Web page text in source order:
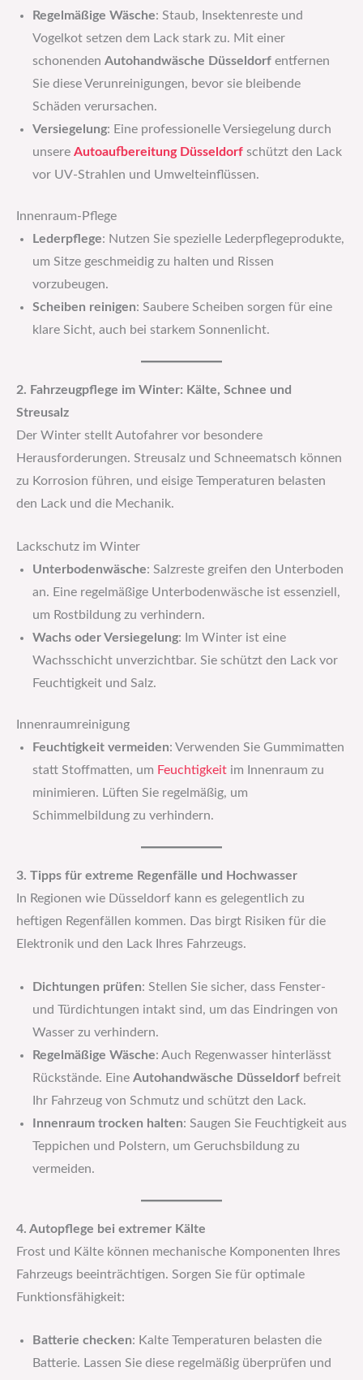
Regelmäßige Wäsche: Staub, Insektenreste und
Vogelkot setzen dem Lack stark zu. Mit einer
schonenden Autohandwäsche Düsseldorf entfernen
Sie diese Verunreinigungen, bevor sie bleibende
Schäden verursachen.
Versiegelung: Eine professionelle Versiegelung durch
unsere Autoaufbereitung Düsseldorf schützt den Lack
vor UV-Strahlen und Umwelteinflüssen.
Innenraum-Pflege
Lederpflege: Nutzen Sie spezielle Lederpflegeprodukte,
um Sitze geschmeidig zu halten und Rissen
vorzubeugen.
Scheiben reinigen: Saubere Scheiben sorgen für eine
klare Sicht, auch bei starkem Sonnenlicht.
2. Fahrzeugpflege im Winter: Kälte, Schnee und
Streusalz
Der Winter stellt Autofahrer vor besondere
Herausforderungen. Streusalz und Schneematsch können
zu Korrosion führen, und eisige Temperaturen belasten
den Lack und die Mechanik.
Lackschutz im Winter
Unterbodenwäsche: Salzreste greifen den Unterboden
an. Eine regelmäßige Unterbodenwäsche ist essenziell,
um Rostbildung zu verhindern.
Wachs oder Versiegelung: Im Winter ist eine
Wachsschicht unverzichtbar. Sie schützt den Lack vor
Feuchtigkeit und Salz.
Innenraumreinigung
Feuchtigkeit vermeiden: Verwenden Sie Gummimatten
statt Stoffmatten, um Feuchtigkeit im Innenraum zu
minimieren. Lüften Sie regelmäßig, um
Schimmelbildung zu verhindern.
3. Tipps für extreme Regenfälle und Hochwasser
In Regionen wie Düsseldorf kann es gelegentlich zu
heftigen Regenfällen kommen. Das birgt Risiken für die
Elektronik und den Lack Ihres Fahrzeugs.
Dichtungen prüfen: Stellen Sie sicher, dass Fenster-
und Türdichtungen intakt sind, um das Eindringen von
Wasser zu verhindern.
Regelmäßige Wäsche: Auch Regenwasser hinterlässt
Rückstände. Eine Autohandwäsche Düsseldorf befreit
Ihr Fahrzeug von Schmutz und schützt den Lack.
Innenraum trocken halten: Saugen Sie Feuchtigkeit aus
Teppichen und Polstern, um Geruchsbildung zu
vermeiden.
4. Autopflege bei extremer Kälte
Frost und Kälte können mechanische Komponenten Ihres
Fahrzeugs beeinträchtigen. Sorgen Sie für optimale
Funktionsfähigkeit:
Batterie checken: Kalte Temperaturen belasten die
Batterie. Lassen Sie diese regelmäßig überprüfen und